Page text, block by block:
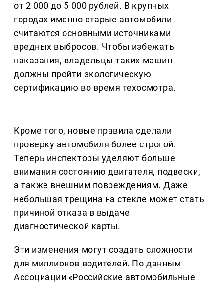
от 2 000 до 5 000 рублей. В крупных
городах именно старые автомобили
считаются основными источниками
вредных выбросов. Чтобы избежать
наказания, владельцы таких машин
должны пройти экологическую
сертификацию во время техосмотра.
Кроме того, новые правила сделали
проверку автомобиля более строгой.
Теперь инспекторы уделяют больше
внимания состоянию двигателя, подвески,
а также внешним повреждениям. Даже
небольшая трещина на стекле может стать
причиной отказа в выдаче
диагностической карты.
Эти изменения могут создать сложности
для миллионов водителей. По данным
Ассоциации «Российские автомобильные